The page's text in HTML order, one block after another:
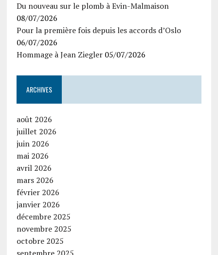
Du nouveau sur le plomb à Evin-Malmaison
08/07/2026
Pour la première fois depuis les accords d’Oslo
06/07/2026
Hommage à Jean Ziegler 05/07/2026
ARCHIVES
août 2026
juillet 2026
juin 2026
mai 2026
avril 2026
mars 2026
février 2026
janvier 2026
décembre 2025
novembre 2025
octobre 2025